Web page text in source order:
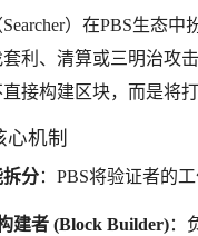
）在PBS生态
利、清算或三明治攻
接构建区块，而是将
心机制
分：PBS将验证者的
建者 (Block Builder)：